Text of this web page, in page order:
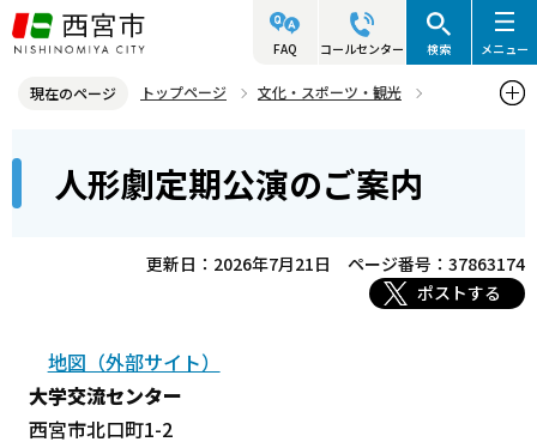
こ
の
ジ
先
FAQ コールセンター 検索 メニュー
現在のページ トップページ
文化・スポーツ・観光
人形劇定期公演のご案内
こ
人形劇定期公演のご案内
更新日：2026年7月21日
ページ番号：37863174
ポストする
地図（外部サイト）
大学交流センター
西宮市北口町1-2